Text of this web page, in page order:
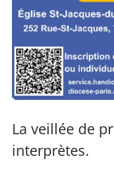
La veillée de
interprètes.